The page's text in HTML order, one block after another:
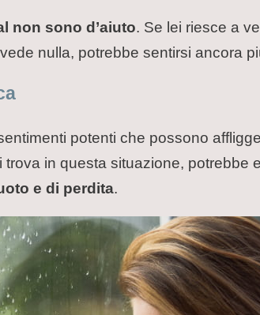
non sono d’aiuto. Se lei riesce a
nulla, potrebbe sentirsi ancora
potenti che possono
in questa situazione, potrebbe
e di perdita.